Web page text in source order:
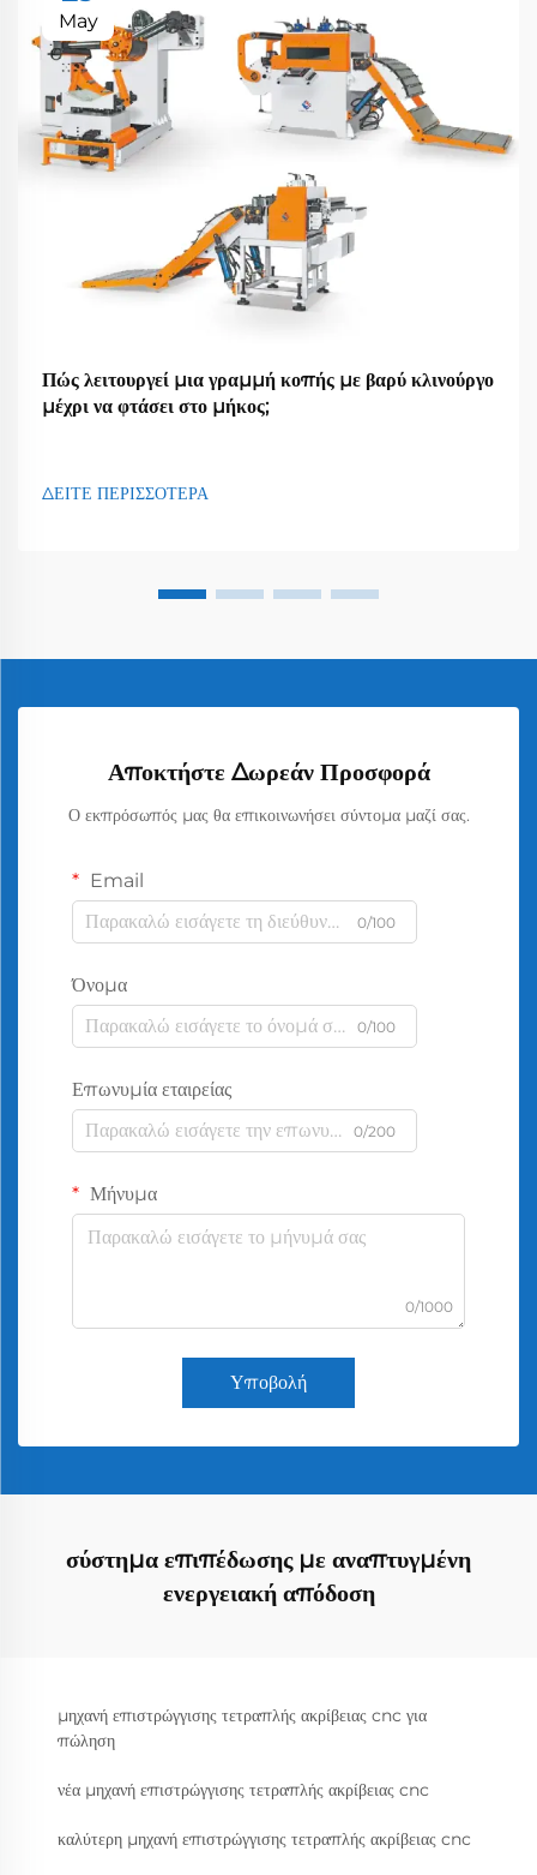
May
Πώς λειτουργεί μια γραμμή κοπής με βαρύ κλινούργο
μέχρι να φτάσει στο μήκος;
ΔΕΙΤΕ ΠΕΡΙΣΣΟΤΕΡΑ
Αποκτήστε Δωρεάν Προσφορά
Ο εκπρόσωπός μας θα επικοινωνήσει σύντομα μαζί σας.
Email
0/100
Όνομα
0/100
Επωνυμία εταιρείας
0/200
Μήνυμα
0/1000
Υποβολή
σύστημα επιπέδωσης με αναπτυγμένη
ενεργειακή απόδοση
μηχανή επιστρώγγισης τετραπλής ακρίβειας cnc για
πώληση
νέα μηχανή επιστρώγγισης τετραπλής ακρίβειας cnc
καλύτερη μηχανή επιστρώγγισης τετραπλής ακρίβειας cnc